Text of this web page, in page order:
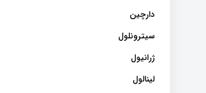
دارچین
سیترونلول
ژرانیول
لینالول